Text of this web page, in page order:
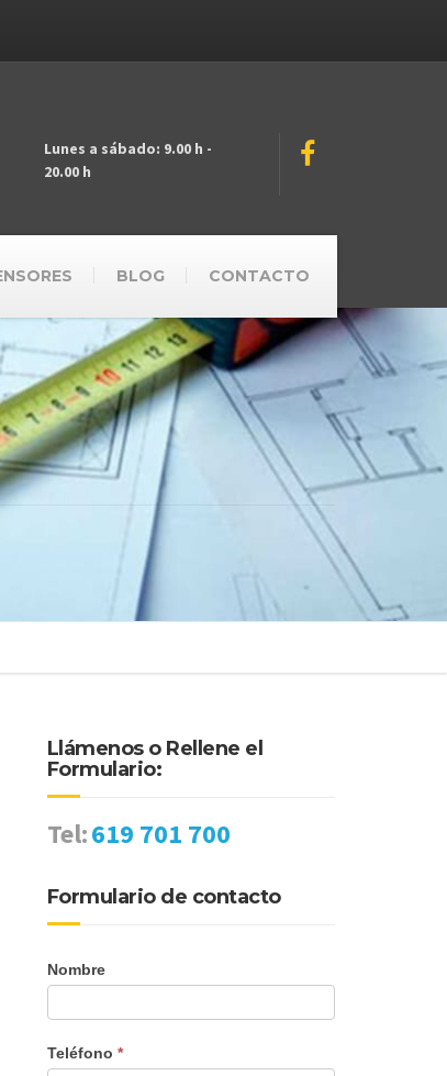
Lunes a sábado: 9.00 h -
20.00 h
BLOG CONTACTO
Llámenos o Rellene el
Formulario:
Tel:619 701 700
Formulario de contacto
Nombre
Teléfono *